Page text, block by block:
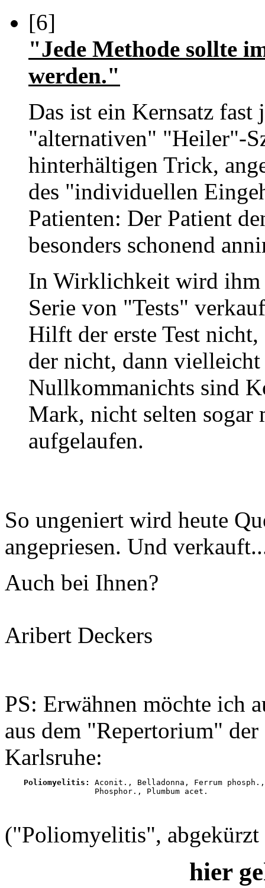
[6]
"Jede Methode sollte
werden."
Das ist ein Kernsatz fast
"alternativen" "Heiler"-
hinterhältigen Trick,
des "individuellen
Patienten: Der Patient
besonders schonend
In Wirklichkeit wird ihm
Serie von "Tests"
Hilft der erste Test
der nicht, dann
Nullkommanichts sind
Mark, nicht selten sogar
aufgelaufen.
So ungeniert wird heute
angepriesen. Und
Auch bei Ihnen?
Aribert Deckers
PS: Erwähnen möchte ich
aus dem "Repertorium"
Karlsruhe:
Poliomyelitis:
Aconit., Belladonna, Ferrum
                   Phosphor., Plumbum acet.
("Poliomyelitis",
hier